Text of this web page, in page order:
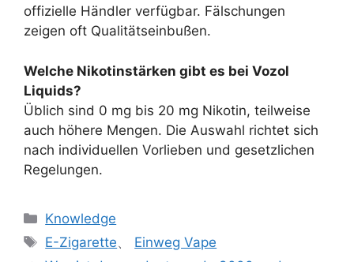
offizielle Händler verfügbar. Fälschungen
zeigen oft Qualitätseinbußen.
Welche Nikotinstärken gibt es bei Vozol
Liquids?
Üblich sind 0 mg bis 20 mg Nikotin, teilweise
auch höhere Mengen. Die Auswahl richtet sich
nach individuellen Vorlieben und gesetzlichen
Regelungen.
Knowledge
E-Zigarette、 Einweg Vape